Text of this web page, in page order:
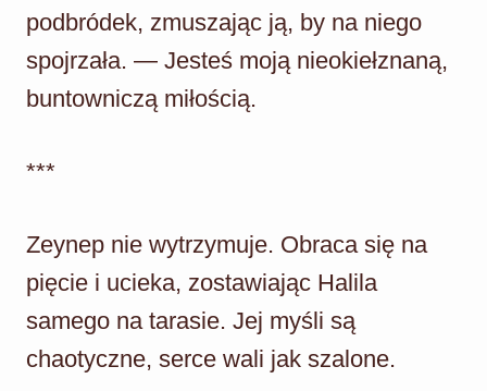
podbródek, zmuszając ją, by na niego
spojrzała. — Jesteś moją nieokiełznaną,
buntowniczą miłością.
***
Zeynep nie wytrzymuje. Obraca się na
pięcie i ucieka, zostawiając Halila
samego na tarasie. Jej myśli są
chaotyczne, serce wali jak szalone.